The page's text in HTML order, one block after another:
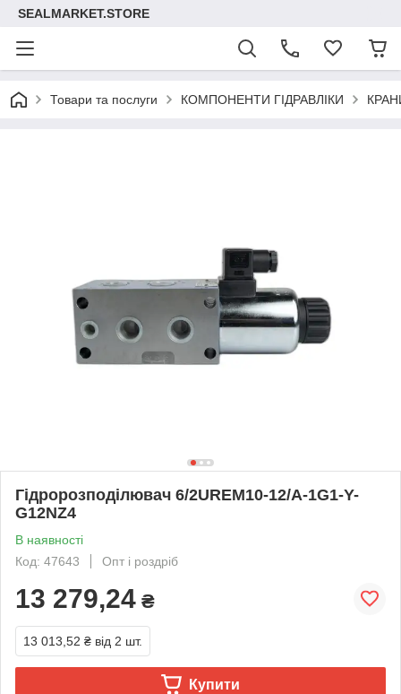
SEALMARKET.STORE
Товари та послуги КОМПОНЕНТИ ГІДРАВЛІКИ
Гідророзподілювач 6/2UREM10-12/A-1G1-Y-
G12NZ4
В наявності
Код: 47643
Опт і роздріб
13 279,24 ₴
13 013,52 ₴ від 2 шт.
Купити